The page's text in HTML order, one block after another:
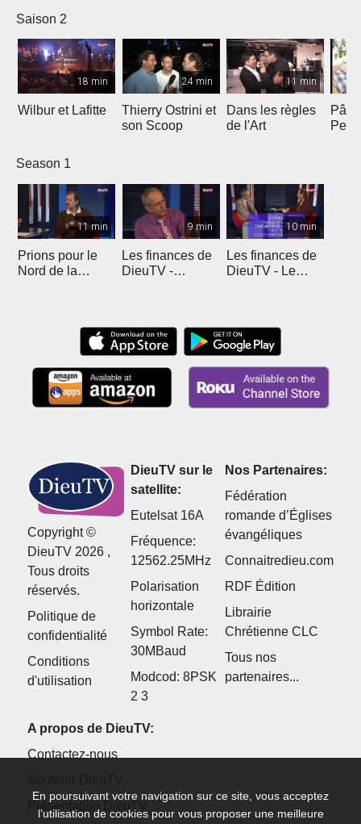
Saison 2
18 min
Wilbur et Lafitte
24 min
Thierry Ostrini et
son Scoop
11 min
Dans les règles
de l'Art
Season 1
11 min
Prions pour le
Nord de la
9 min
Les finances de
DieuTV -
10 min
Les finances de
DieuTV - Le
Copyright ©
DieuTV 2026 ,
Tous droits
réservés.
Politique de
confidentialité
Conditions
d'utilisation
DieuTV sur le
satellite:
Eutelsat 16A
Fréquence:
12562.25MHz
Polarisation
horizontale
Symbol Rate:
30MBaud
Modcod: 8PSK
2 3
Nos Partenaires:
Fédération
romande d’Églises
évangéliques
Connaitredieu.com
RDF Édition
Librairie
Chrétienne CLC
Tous nos
partenaires...
A propos de DieuTV:
Contactez-nous
Présentation DieuTV
En poursuivant votre navigation sur ce site, vous acceptez
l’utilisation de cookies pour vous proposer une meilleure